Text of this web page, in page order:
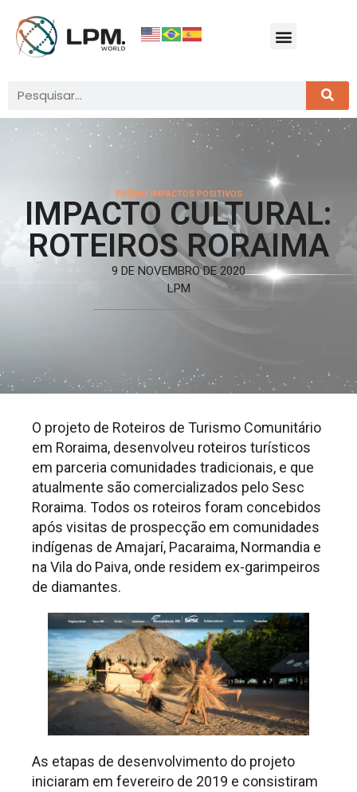
PRÊMIO IMPACTOS POSITIVOS
IMPACTO CULTURAL:
ROTEIROS RORAIMA
9 DE NOVEMBRO DE 2020
LPM
O projeto de Roteiros de Turismo Comunitário
em Roraima, desenvolveu roteiros turísticos
em parceria comunidades tradicionais, e que
atualmente são comercializados pelo Sesc
Roraima. Todos os roteiros foram concebidos
após visitas de prospecção em comunidades
indígenas de Amajarí, Pacaraima, Normandia e
na Vila do Paiva, onde residem ex-garimpeiros
de diamantes.
As etapas de desenvolvimento do projeto
iniciaram em fevereiro de 2019 e consistiram